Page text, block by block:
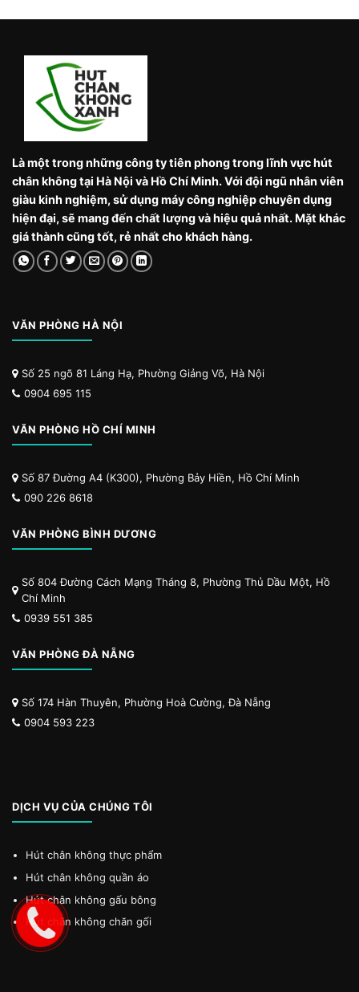
Là một trong những công ty tiên phong trong lĩnh vực hút
chân không tại Hà Nội và Hồ Chí Minh. Với đội ngũ nhân viên
giàu kinh nghiệm, sử dụng máy công nghiệp chuyên dụng
hiện đại, sẽ mang đến chất lượng và hiệu quả nhất. Mặt khác
giá thành cũng tốt, rẻ nhất cho khách hàng.
VĂN PHÒNG HÀ NỘI
Số 25 ngõ 81 Láng Hạ, Phường Giảng Võ, Hà Nội
0904 695 115
VĂN PHÒNG HỒ CHÍ MINH
Số 87 Đường A4 (K300), Phường Bảy Hiền, Hồ Chí Minh
090 226 8618
VĂN PHÒNG BÌNH DƯƠNG
Số 804 Đường Cách Mạng Tháng 8, Phường Thủ Dầu Một, Hồ
Chí Minh
0939 551 385
VĂN PHÒNG ĐÀ NẴNG
Số 174 Hàn Thuyên, Phường Hoà Cường, Đà Nẵng
0904 593 223
DỊCH VỤ CỦA CHÚNG TÔI
Hút chân không thực phẩm
Hút chân không quần áo
Hút chân không gấu bông
Hút chân không chăn gối